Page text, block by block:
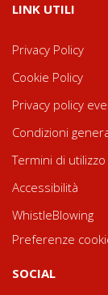
LINK UTILI
Privacy Policy
Cookie Policy
Privacy policy
Condizioni
Termini di
Accessibilità
WhistleBlowing
Preferenze
SOCIAL